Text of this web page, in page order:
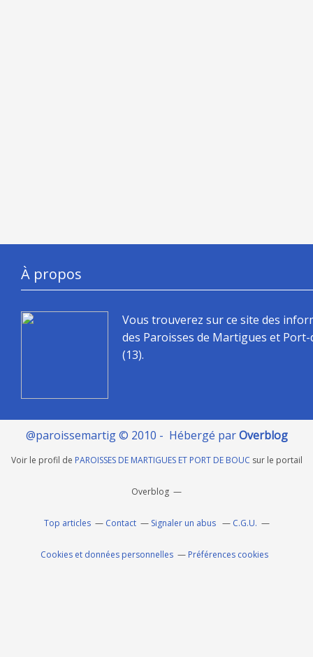
À propos
Vous trouverez sur ce site des
des Paroisses de Martigues et
(13).
@paroissemartig © 2010 - Hébergé parOverblog
Voir le profil de PAROISSES DE MARTIGUES ET PORT DE BOUC sur le portail
Overblog
Top articles Contact Signaler un abus C.G.U.
Cookies et données personnelles Préférences cookies